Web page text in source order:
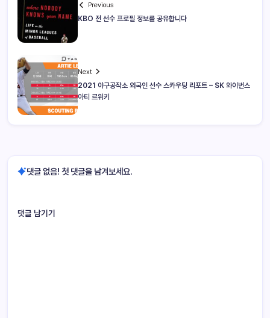
Previous
KBO 전 선수 프로필 정보를 공유합니다
Next
2021 야구공작소 외국인 선수 스카우팅 리포트 – SK 와이번스
아티 르위키
댓글 없음! 첫 댓글을 남겨보세요.
댓글 남기기